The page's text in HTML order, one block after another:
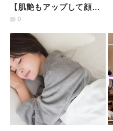
【肌艶もアップして顔の
たるみも改善】効果テキ
0